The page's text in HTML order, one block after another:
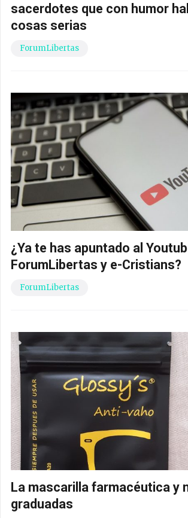
sacerdotes que con humor
cosas serias
ForumLibertas
¿Ya te has apuntado al
ForumLibertas y e-Cristians?
ForumLibertas
La mascarilla farmacéutica y
graduadas